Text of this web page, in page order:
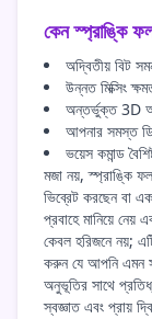
কেন স্প্রাঙ্কি
অদ্বিতীয় বিট
উন্নত মিক্সিং
অন্তর্ভুক্ত 3D
আপনার সমস্ত
ভয়েস কমান্ড
মজা নয়, স্প্রাঙ্কি
ভিব্রেট করছেন বা
প্রবাহে মানিয়ে নেয়
কেবল হরিজনে নয়;
করুন যে আপনি এমন
অনুভূতির সাথে
স্বজ্ঞাত এবং প্রায়